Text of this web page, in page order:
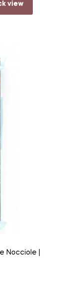
view
Nocciole |